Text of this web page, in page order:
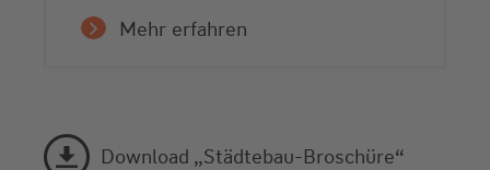
Mehr erfahren
Download „Städtebau-Broschüre“